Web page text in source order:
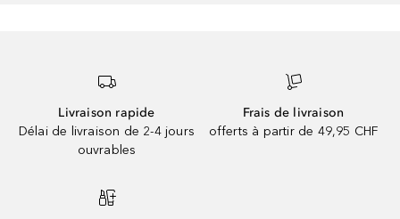
Livraison rapide
Délai de livraison de 2-4 jours
ouvrables
Frais de livraison
offerts à partir de 49,95 CHF